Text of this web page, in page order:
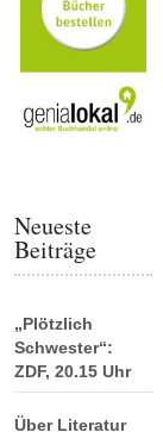
Neueste
Beiträge
„Plötzlich
Schwester“:
ZDF, 20.15 Uhr
Über Literatur